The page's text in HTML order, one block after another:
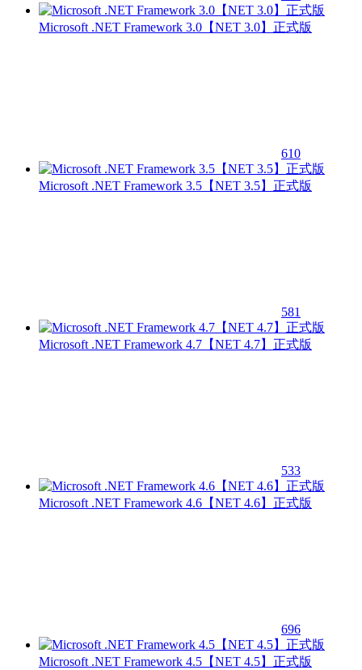
Microsoft .NET Framework 3.0【NET 3.0】正式版
610
Microsoft .NET Framework 3.5【NET 3.5】正式版
581
Microsoft .NET Framework 4.7【NET 4.7】正式版
533
Microsoft .NET Framework 4.6【NET 4.6】正式版
696
Microsoft .NET Framework 4.5【NET 4.5】正式版